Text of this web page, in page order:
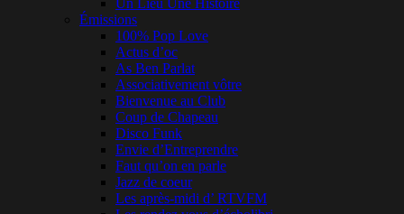
Un Lieu Une Histoire
Émissions
100% Pop Love
Actus d’oc
As Ben Parlat
Associativement vôtre
Bienvenue au Club
Coup de Chapeau
Disco Funk
Envie d’Entreprendre
Faut qu’on en parle
Jazz de coeur
Les après-midi d’ RTVFM